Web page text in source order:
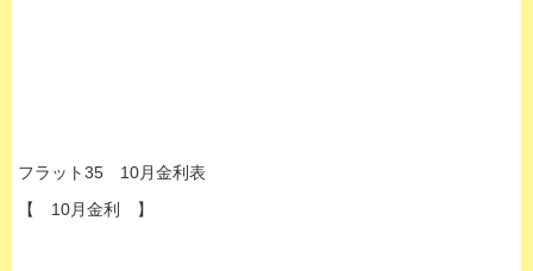
フラット35 10月金利表
【 10月金利 】